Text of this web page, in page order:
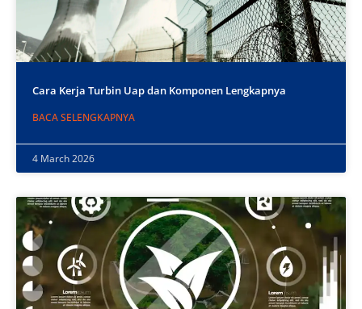
Cara Kerja Turbin Uap dan Komponen Lengkapnya
BACA SELENGKAPNYA
4 March 2026